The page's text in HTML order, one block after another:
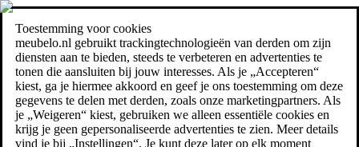
Toestemming voor cookies
meubelo.nl gebruikt trackingtechnologieën van derden om zijn
diensten aan te bieden, steeds te verbeteren en advertenties te
tonen die aansluiten bij jouw interesses. Als je „Accepteren“
kiest, ga je hiermee akkoord en geef je ons toestemming om deze
gegevens te delen met derden, zoals onze marketingpartners. Als
je „Weigeren“ kiest, gebruiken we alleen essentiële cookies en
krijg je geen gepersonaliseerde advertenties te zien. Meer details
vind je bij „Instellingen“. Je kunt deze later op elk moment
Zoeken
meubel jezelf de beste prijs!meubel jezelf de beste prijs!